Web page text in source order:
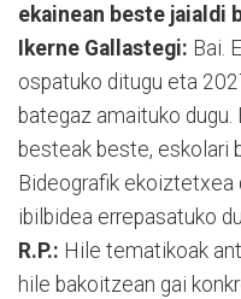
ekainean beste jaialdi
Ikerne Gallastegi: Bai.
ospatuko ditugu eta
bategaz amaituko dugu.
besteak beste, eskolari
Bideografik ekoiztetxea
ibilbidea errepasatuko
R.P.: Hile tematikoak
hile bakoitzean gai